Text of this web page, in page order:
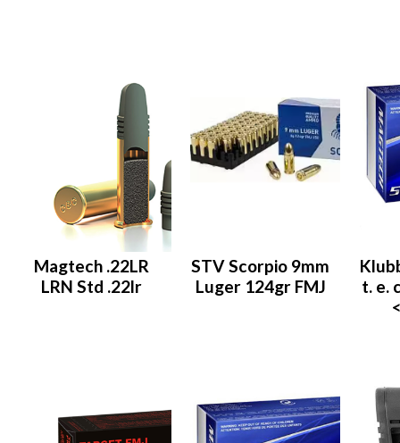
Magtech .22LR
LRN Std .22lr
STV Scorpio 9mm
Luger 124gr FMJ
t. e.